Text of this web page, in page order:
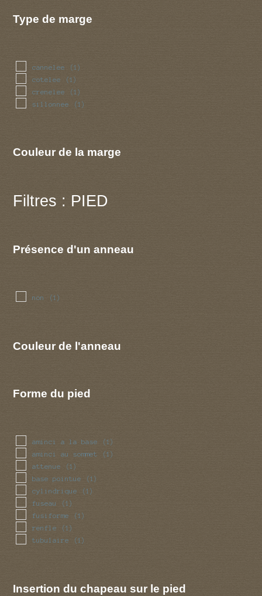
Type de marge
cannelee (1)
cotelee (1)
crenelee (1)
sillonnee (1)
Couleur de la marge
Filtres : PIED
Présence d'un anneau
non (1)
Couleur de l'anneau
Forme du pied
aminci a la base (1)
aminci au sommet (1)
attenue (1)
base pointue (1)
cylindrique (1)
fuseau (1)
fusiforme (1)
renfle (1)
tubulaire (1)
Insertion du chapeau sur le pied